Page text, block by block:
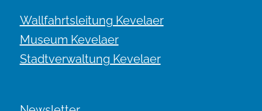
Wallfahrtsleitung Kevelaer
Museum Kevelaer
Stadtverwaltung Kevelaer